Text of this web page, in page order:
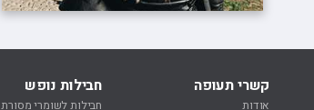
קשרי תעופה
אודות
חבילות נופש
חבילות לשומרי מסורת